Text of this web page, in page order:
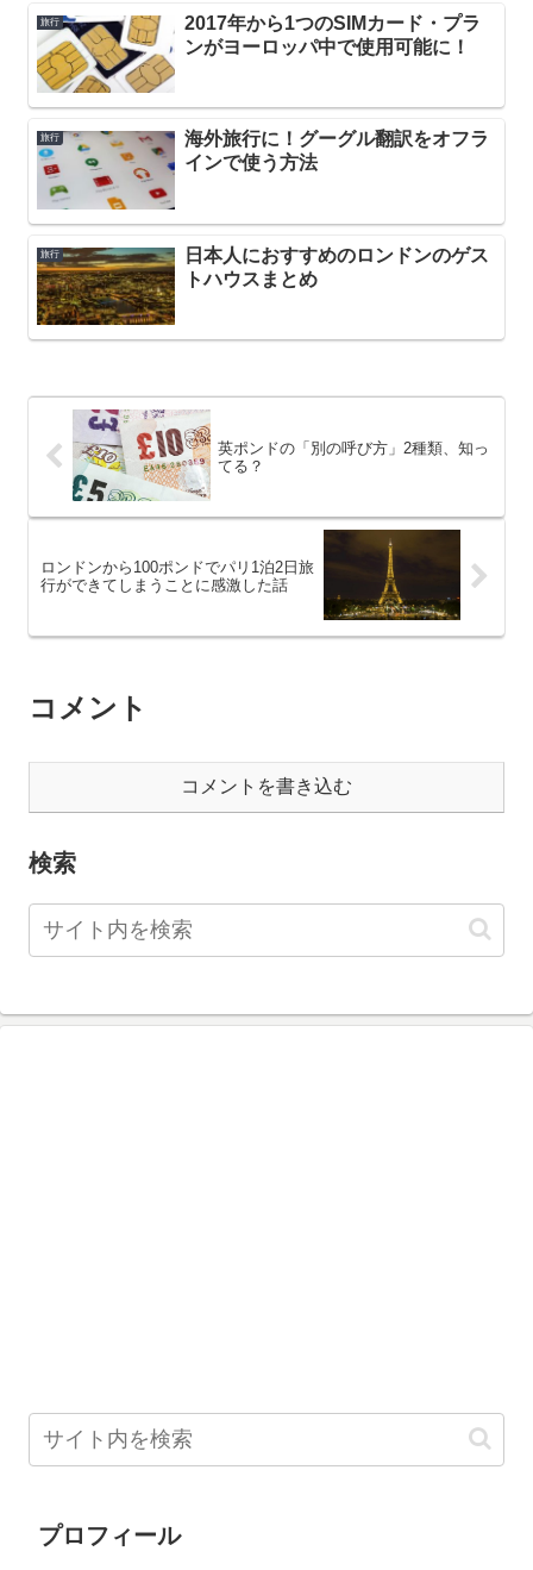
旅行
2017年から1つのSIMカード・プラ
ンがヨーロッパ中で使用可能に！
旅行
海外旅行に！グーグル翻訳をオフラ
インで使う方法
旅行
日本人におすすめのロンドンのゲス
トハウスまとめ
英ポンドの「別の呼び方」2種類、知っ
てる？
ロンドンから100ポンドでパリ1泊2日旅
行ができてしまうことに感激した話
コメント
コメントを書き込む
検索
プロフィール